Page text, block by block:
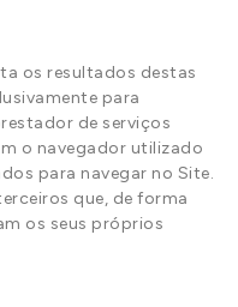
os resultados destas
para
de serviços
o navegador utilizado
para navegar no Site.
que, de forma
os seus próprios